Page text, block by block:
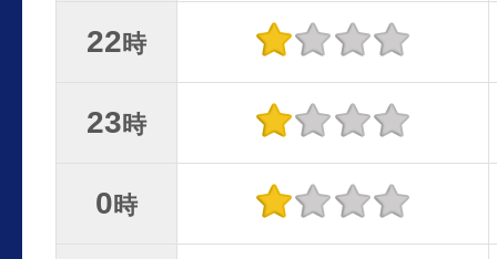
22時
23時
0時